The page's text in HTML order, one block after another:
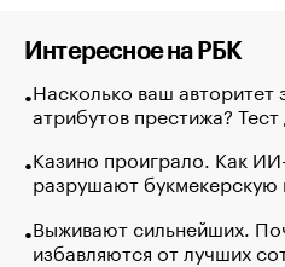
Интересное на РБК
Насколько ваш авторитет
атрибутов престижа?
Казино проиграло. Как
разрушают букмекерскую
Выживают сильнейших.
избавляются от лучших